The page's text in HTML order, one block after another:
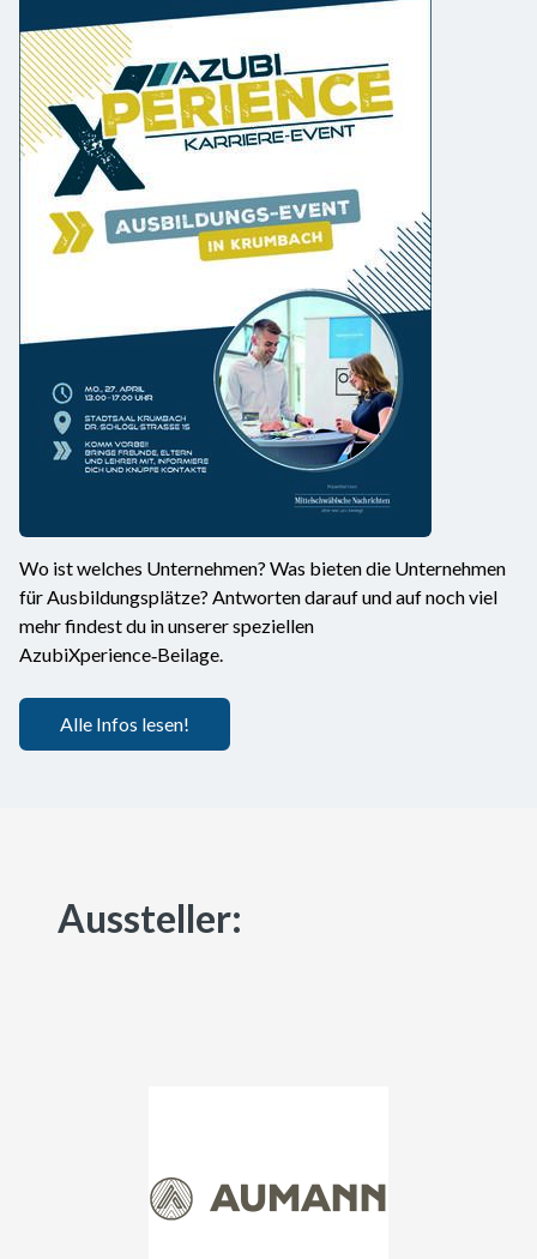
Wo ist welches Unternehmen? Was bieten die Unternehmen
für Ausbildungsplätze? Antworten darauf und auf noch viel
mehr findest du in unserer speziellen
AzubiXperience‑Beilage.
Alle Infos lesen!
Aussteller: